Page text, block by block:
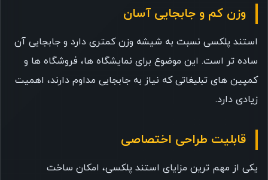
وزن کم و جابجایی آسان
استند پلکسی نسبت به شیشه وزن کمتری دارد و جابجایی آن
ساده تر است. این موضوع برای نمایشگاه ها، فروشگاه ها و
کمپین های تبلیغاتی که نیاز به جابجایی مداوم دارند، اهمیت
زیادی دارد.
قابلیت طراحی اختصاصی
یکی از مهم ترین مزایای استند پلکسی، امکان ساخت